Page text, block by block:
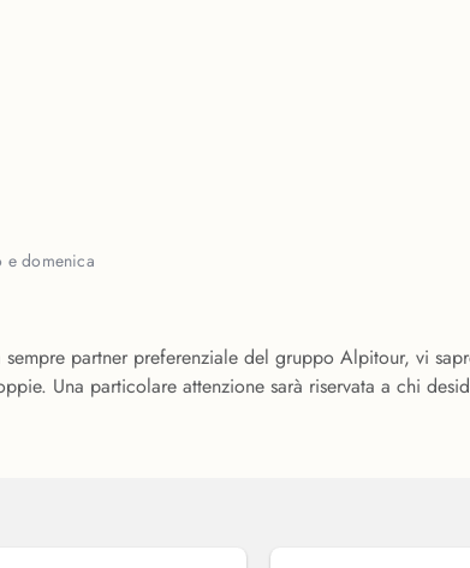
e domenica
partner preferenziale del gruppo Alpitour, vi
Una particolare attenzione sarà riservata a chi